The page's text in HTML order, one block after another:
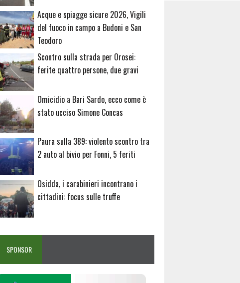
Acque e spiagge sicure 2026, Vigili
del fuoco in campo a Budoni e San
Teodoro
Scontro sulla strada per Orosei:
ferite quattro persone, due gravi
Omicidio a Bari Sardo, ecco come è
stato ucciso Simone Concas
Paura sulla 389: violento scontro tra
2 auto al bivio per Fonni, 5 feriti
Osidda, i carabinieri incontrano i
cittadini: focus sulle truffe
SPONSOR